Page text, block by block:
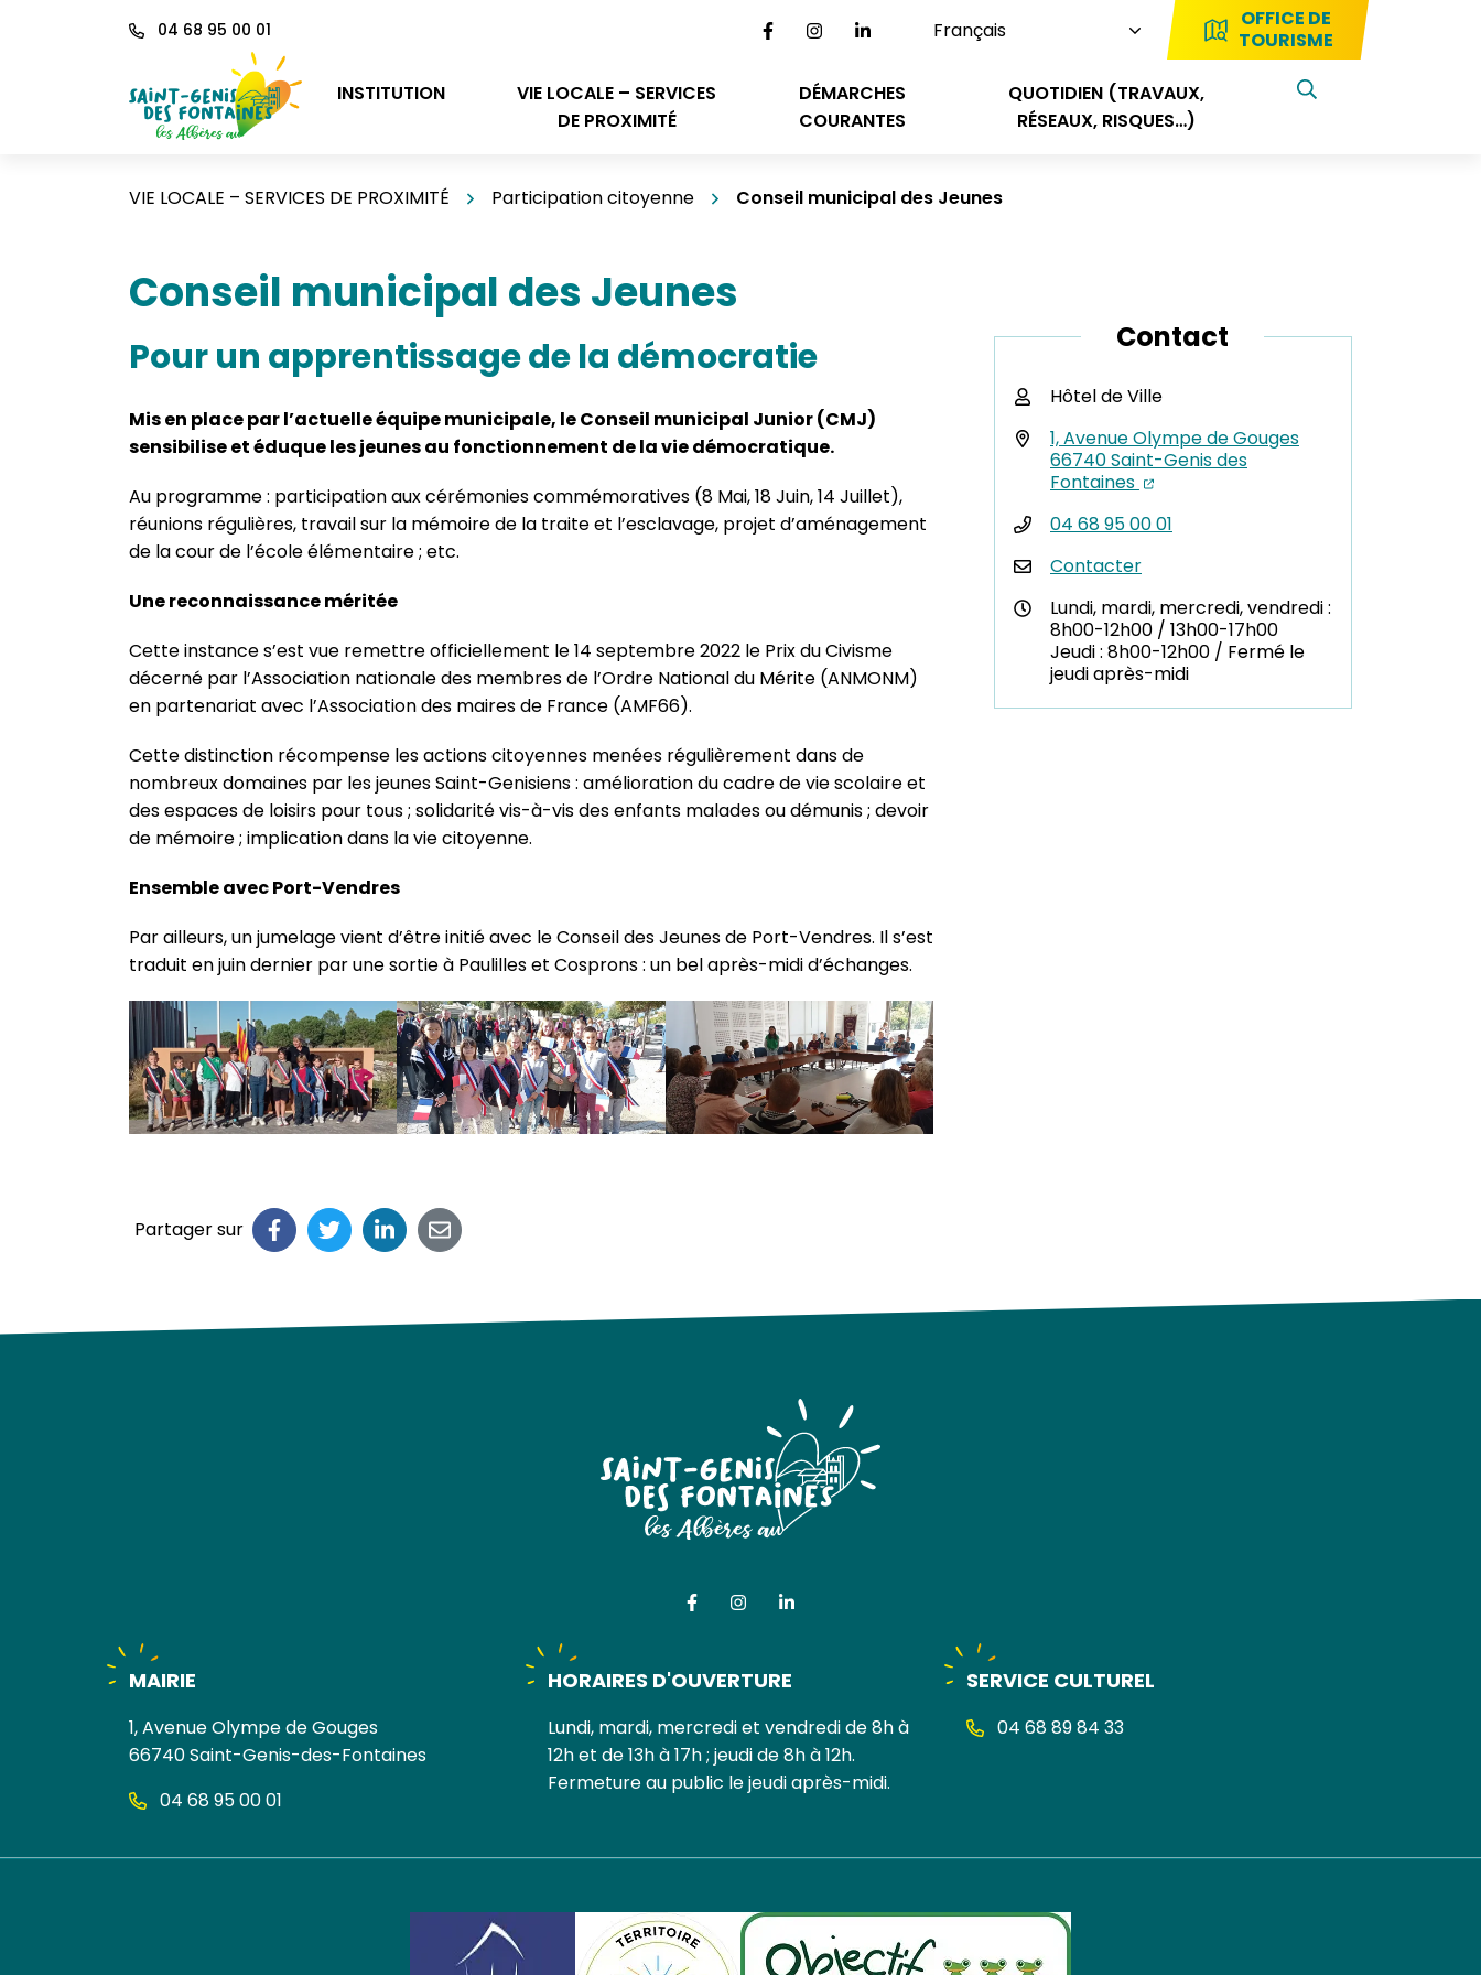
04 68 95 00 01 Lien vers le compte Facebook
Lien vers le compte Instagram
Lien vers le compte Linkedin
OFFICE DE
TOURISME
INSTITUTION
VIE LOCALE – SERVICES
DE PROXIMITÉ
DÉMARCHES
COURANTES
QUOTIDIEN (TRAVAUX,
RÉSEAUX, RISQUES…)
AFFICHER LA
VIE LOCALE – SERVICES DE PROXIMITÉ Participation citoyenne Conseil municipal des Jeunes
Conseil municipal des Jeunes
Pour un apprentissage de la démocratie
Mis en place par l’actuelle équipe municipale, le Conseil municipal Junior (CMJ)
sensibilise et éduque les jeunes au fonctionnement de la vie démocratique.
Au programme : participation aux cérémonies commémoratives (8 Mai, 18 Juin, 14 Juillet),
réunions régulières, travail sur la mémoire de la traite et l’esclavage, projet d’aménagement
de la cour de l’école élémentaire ; etc.
Une reconnaissance méritée
Cette instance s’est vue remettre officiellement le 14 septembre 2022 le Prix du Civisme
décerné par l’Association nationale des membres de l’Ordre National du Mérite (ANMONM)
en partenariat avec l’Association des maires de France (AMF66).
Cette distinction récompense les actions citoyennes menées régulièrement dans de
nombreux domaines par les jeunes Saint-Genisiens : amélioration du cadre de vie scolaire et
des espaces de loisirs pour tous ; solidarité vis-à-vis des enfants malades ou démunis ; devoir
de mémoire ; implication dans la vie citoyenne.
Ensemble avec Port-Vendres
Par ailleurs, un jumelage vient d’être initié avec le Conseil des Jeunes de Port-Vendres. Il s’est
traduit en juin dernier par une sortie à Paulilles et Cosprons : un bel après-midi d’échanges.
Contact
Hôtel de Ville
1, Avenue Olympe de Gouges
66740 Saint-Genis des
Fontaines
04 68 95 00 01
Contacter
Lundi, mardi, mercredi, vendredi :
8h00-12h00 / 13h00-17h00
Jeudi : 8h00-12h00 / Fermé le
jeudi après-midi
Partager sur
Lien vers le compte Facebook
Lien vers le compte Instagram
Lien vers le compte Linkedin
MAIRIE
1, Avenue Olympe de Gouges
66740 Saint-Genis-des-Fontaines
04 68 95 00 01
HORAIRES D'OUVERTURE
Lundi, mardi, mercredi et vendredi de 8h à
12h et de 13h à 17h ; jeudi de 8h à 12h.
Fermeture au public le jeudi après-midi.
SERVICE CULTUREL
04 68 89 84 33